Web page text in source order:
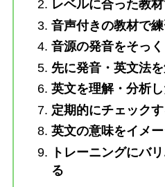
レベルに合った教材
音声付きの教材で
音源の発音をそっ
先に発音・英文法
英文を理解・分析
定期的にチェック
英文の意味をイメ
トレーニングにバ
る